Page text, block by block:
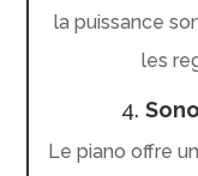
la puissance
les
4.
Le piano offre